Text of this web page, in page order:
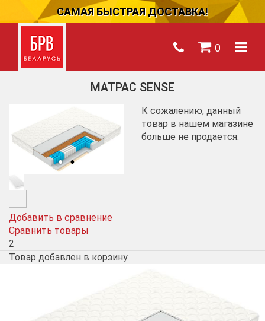
САМАЯ БЫСТРАЯ ДОСТАВКА!
0
МАТРАС SENSE
Добавить в сравнение
Сравнить товары
2
К сожалению, данный
товар в нашем магазине
больше не продается.
Товар добавлен в корзину